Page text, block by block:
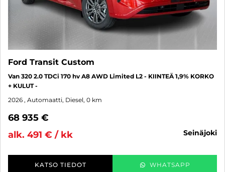
Ford Transit Custom
Van 320 2.0 TDCi 170 hv A8 AWD Limited L2 - KIINTEÄ 1,9% KORKO
+ KULUT -
2026 , Automaatti, Diesel, 0 km
68 935 €
alk. 491 € / kk
seinäjoki
KATSO TIEDOT WHATSAPP